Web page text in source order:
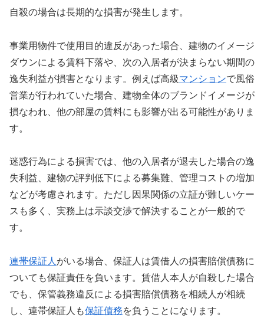
自殺の場合は長期的な損害が発生します。
事業用物件で使用目的違反があった場合、建物のイメージ
ダウンによる賃料下落や、次の入居者が決まらない期間の
逸失利益が損害となります。例えば高級マンションで風俗
営業が行われていた場合、建物全体のブランドイメージが
損なわれ、他の部屋の賃料にも影響が出る可能性がありま
す。
迷惑行為による損害では、他の入居者が退去した場合の逸
失利益、建物の評判低下による募集難、管理コストの増加
などが考慮されます。ただし因果関係の立証が難しいケー
スも多く、実務上は示談交渉で解決することが一般的で
す。
連帯保証人 がいる場合、保証人は賃借人の損害賠償債務に
ついても保証責任を負います。賃借人本人が自殺した場合
でも、保管義務違反による損害賠償債務を相続人が相続
し、連帯保証人も保証債務を負うことになります。